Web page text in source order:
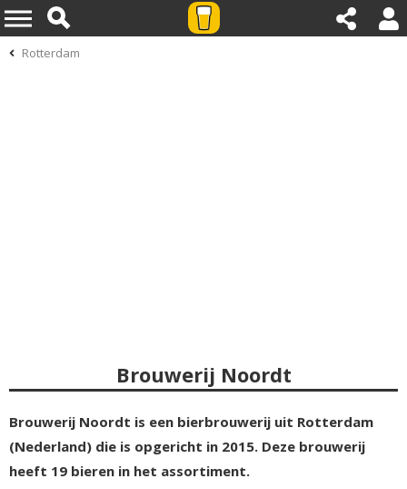
Rotterdam
Brouwerij Noordt
Brouwerij Noordt is een bierbrouwerij uit Rotterdam
(Nederland) die is opgericht in 2015. Deze brouwerij
heeft 19 bieren in het assortiment.